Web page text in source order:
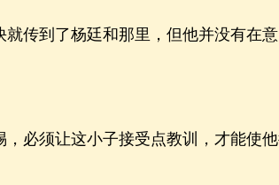
到了杨廷和那里，但他并没有在
须让这小子接受点教训，才能使他